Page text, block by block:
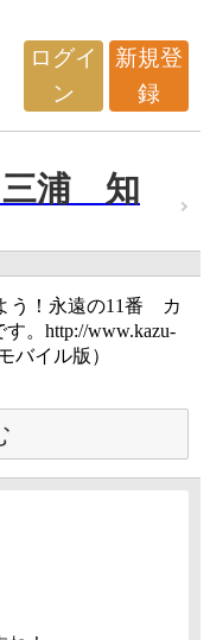
ログイ
ン
新規登
録
三浦 知
う！永遠の11番 カ
。http://www.kazu-
バイル版）